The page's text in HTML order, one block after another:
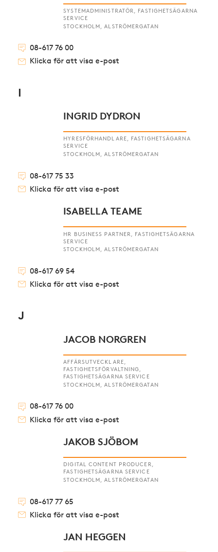
SYSTEMADMINISTRATÖR, FASTIGHETSÄGARNA
SERVICE
STOCKHOLM, ALSTRÖMERGATAN
08-617 76 00
Klicka för att visa e-post
INGRID DYDRON
HYRESFÖRHANDLARE, FASTIGHETSÄGARNA
SERVICE
STOCKHOLM, ALSTRÖMERGATAN
08-617 75 33
Klicka för att visa e-post
ISABELLA TEAME
HR BUSINESS PARTNER, FASTIGHETSÄGARNA
SERVICE
STOCKHOLM, ALSTRÖMERGATAN
08-617 69 54
Klicka för att visa e-post
J
JACOB NORGREN
AFFÄRSUTVECKLARE,
FASTIGHETSFÖRVALTNING,
FASTIGHETSÄGARNA SERVICE
STOCKHOLM, ALSTRÖMERGATAN
08-617 76 00
Klicka för att visa e-post
JAKOB SJÖBOM
DIGITAL CONTENT PRODUCER,
FASTIGHETSÄGARNA SERVICE
STOCKHOLM, ALSTRÖMERGATAN
08-617 77 65
Klicka för att visa e-post
JAN HEGGEN